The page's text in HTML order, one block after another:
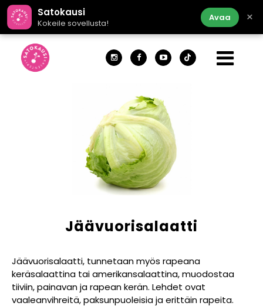
Satokausi
Kokeile sovellusta!
Avaa ×
Jäävuorisalaatti
Jäävuorisalaatti, tunnetaan myös rapeana
keräsalaattina tai amerikansalaattina, muodostaa
tiiviin, painavan ja rapean kerän. Lehdet ovat
vaaleanvihreitä, paksunpuoleisia ja erittäin rapeita.